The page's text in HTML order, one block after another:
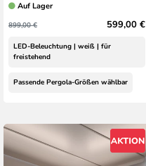
Auf Lager
899,00 € 599,00 €
LED-Beleuchtung | weiß | für
freistehend
Passende Pergola-Größen wählbar